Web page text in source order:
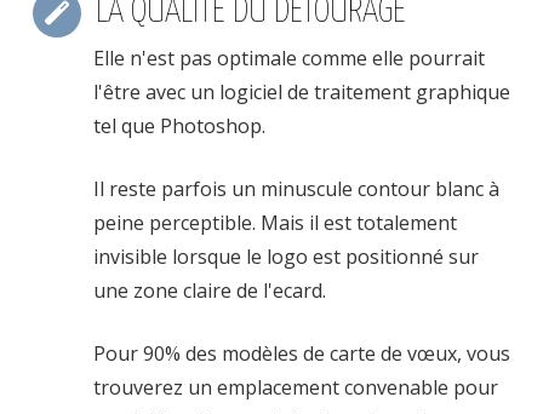
LA QUALITÉ DU DÉTOURAGE
Elle n'est pas optimale comme elle pourrait
l'être avec un logiciel de traitement graphique
tel que Photoshop.
Il reste parfois un minuscule contour blanc à
peine perceptible. Mais il est totalement
invisible lorsque le logo est positionné sur
une zone claire de l'ecard.
Pour 90% des modèles de carte de vœux, vous
trouverez un emplacement convenable pour